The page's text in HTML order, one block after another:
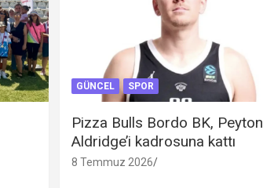
GÜNCEL SPOR
Pizza Bulls Bordo BK, Peyton
Aldridge’i kadrosuna kattı
8 Temmuz 2026